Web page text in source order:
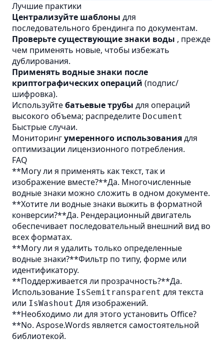
Лучшие практики
Централизуйте шаблоны для
последовательного брендинга по документам.
Проверьте существующие знаки воды , прежде
чем применять новые, чтобы избежать
дублирования.
Применять водные знаки после
криптографических операций (подпис/
шифровка).
Используйтебатьевые трубы для операций
высокого объема; распределите Document
Быстрые случаи.
Мониторингумеренного использованиядля
оптимизации лицензионного потребления.
FAQ
**Могу ли я применять как текст, так и
изображение вместе?**Да. Многочисленные
водные знаки можно сложить в одном документе.
**Хотите ли водные знаки выжить в форматной
конверсии?**Да. Рендерационный двигатель
обеспечивает последовательный внешний вид во
всех форматах.
**Могу ли я удалить только определенные
водные знаки?**Фильтр по типу, форме или
идентификатору.
**Поддерживается ли прозрачность?**Да.
Использование IsSemitransparent для текста
или IsWashout Для изображений.
**Необходимо ли для этого установить Office?
**No. Aspose.Words является самостоятельной
библиотекой.